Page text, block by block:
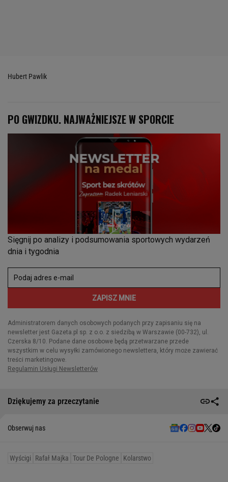
Hubert Pawlik
Dziękujemy za przeczytanie
Obserwuj nas
Wyścigi Rafał Majka Tour De Pologne Kolarstwo